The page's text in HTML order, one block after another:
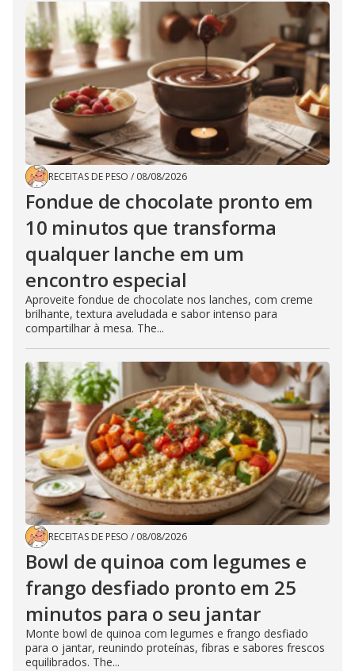
RECEITAS DE PESO / 08/08/2026
Fondue de chocolate pronto em
10 minutos que transforma
qualquer lanche em um
encontro especial
Aproveite fondue de chocolate nos lanches, com creme
brilhante, textura aveludada e sabor intenso para
compartilhar à mesa. The...
RECEITAS DE PESO / 08/08/2026
Bowl de quinoa com legumes e
frango desfiado pronto em 25
minutos para o seu jantar
Monte bowl de quinoa com legumes e frango desfiado
para o jantar, reunindo proteínas, fibras e sabores frescos
equilibrados. The...